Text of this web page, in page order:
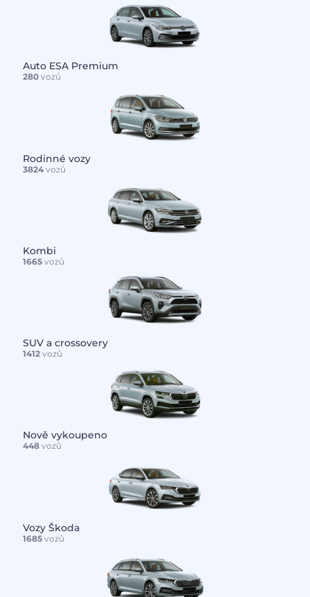
Auto ESA Premium
280vozů
Rodinné vozy
3824vozů
Kombi
1665vozů
SUV a crossovery
1412vozů
Nově vykoupeno
448vozů
Vozy Škoda
1685vozů